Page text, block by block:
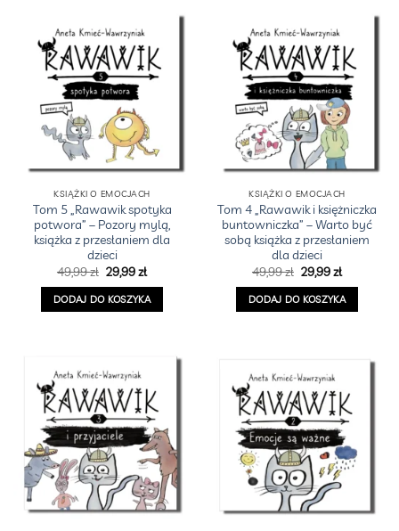
KSIĄŻKI O EMOCJACH
Tom 5 „Rawawik spotyka
potwora” – Pozory mylą,
książka z przesłaniem dla
dzieci
49,99zł Pierwotna
cena
wynosiła:
49,99 zł.
29,99złAktualna
wynosi:
29,99 zł.
DODAJ DO KOSZYKA
KSIĄŻKI O EMOCJACH
Tom 4 „Rawawik i księżniczka
buntowniczka” – Warto być
sobą książka z przesłaniem
dla dzieci
49,99zł Pierwotna
cena
wynosiła:
49,99 zł.
29,99złAktualna
wynosi:
29,99 zł.
DODAJ DO KOSZYKA